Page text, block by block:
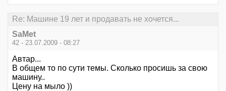
Re: Машине 19 лет и продавать не хочется...
SaMet
42 - 23.07.2009 - 08:27
Автар...
В общем то по сути темы. Сколько просишь за свою
машину..
Цену на мыло ))